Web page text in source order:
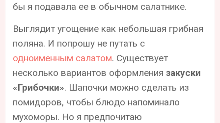
бы я подавала ее в обычном салатнике.
Выглядит угощение как небольшая грибная
поляна. И попрошу не путать с
одноименным салатом. Существует
несколько вариантов оформлениязакуски
«Грибочки». Шапочки можно сделать из
помидоров, чтобы блюдо напоминало
мухоморы. Но я предпочитаю